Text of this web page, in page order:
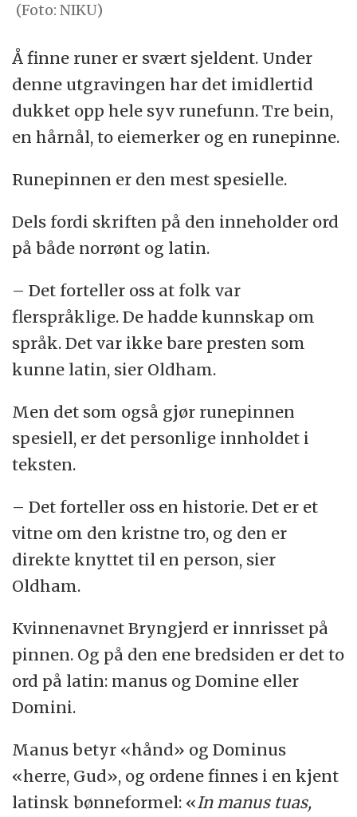
(Foto: NIKU)
Å finne runer er svært sjeldent. Under
denne utgravingen har det imidlertid
dukket opp hele syv runefunn. Tre bein,
en hårnål, to eiemerker og en runepinne.
Runepinnen er den mest spesielle.
Dels fordi skriften på den inneholder ord
på både norrønt og latin.
– Det forteller oss at folk var
flerspråklige. De hadde kunnskap om
språk. Det var ikke bare presten som
kunne latin, sier Oldham.
Men det som også gjør runepinnen
spesiell, er det personlige innholdet i
teksten.
– Det forteller oss en historie. Det er et
vitne om den kristne tro, og den er
direkte knyttet til en person, sier
Oldham.
Kvinnenavnet Bryngjerd er innrisset på
pinnen. Og på den ene bredsiden er det to
ord på latin: manus og Domine eller
Domini.
Manus betyr «hånd» og Dominus
«herre, Gud», og ordene finnes i en kjent
latinsk bønneformel: «In manus tuas,